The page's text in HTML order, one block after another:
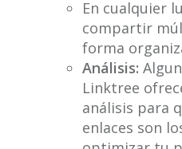
En cualquier
compartir
forma
Análisis:
Linktree
análisis para
enlaces son